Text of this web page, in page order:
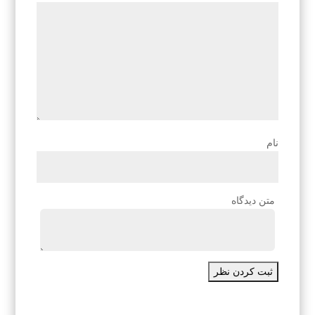
نام
متن دیدگاه
ثبت کردن نظر